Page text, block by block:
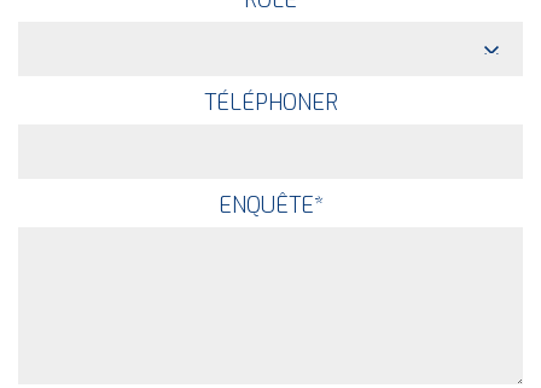
TÉLÉPHONER
ENQUÊTE*